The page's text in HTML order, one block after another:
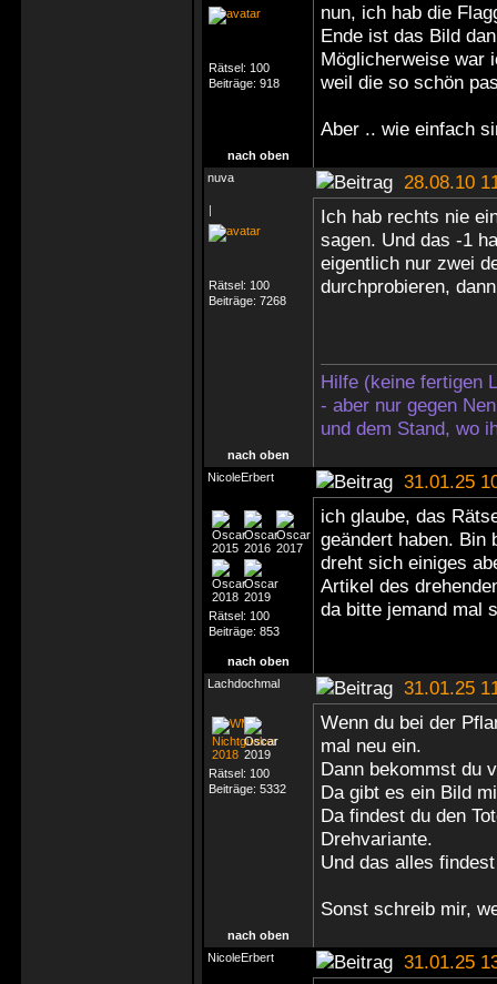
Rätsel: 100
Beiträge: 918
nun, ich hab die
Ende ist das Bild
Möglicherweise war
weil die so schön
Aber .. wie einfach
nach oben
nuva
28.08.10
|
Rätsel: 100
Beiträge: 7268
Ich hab rechts nie
sagen. Und das -1
eigentlich nur zwei
durchprobieren,
Hilfe (keine fertigen
- aber nur gegen
und dem Stand, wo
nach oben
NicoleErbert
31.01.25
Rätsel: 100
Beiträge: 853
ich glaube, das
geändert haben. Bin
dreht sich einiges
Artikel des
da bitte jemand mal
nach oben
Lachdochmal
31.01.25
Rätsel: 100
Beiträge: 5332
Wenn du bei der
mal neu ein.
Dann bekommst du
Da gibt es ein Bild
Da findest du den
Drehvariante.
Und das alles
Sonst schreib mir,
nach oben
NicoleErbert
31.01.25